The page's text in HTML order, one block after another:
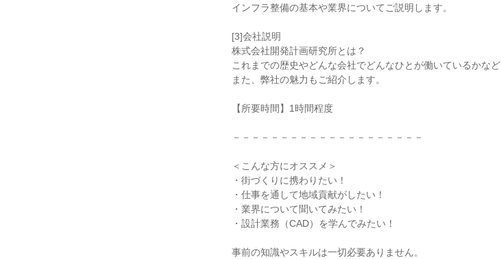
インフラ整備の基本や業界についてご説明します。
[3]会社説明
株式会社開発計画研究所とは？
これまでの歴史やどんな会社でどんなひとが働いているかなど
また、弊社の魅力もご紹介します。
【所要時間】1時間程度
－－－－－－－－－－－－－－－－－－－－
＜こんな方にオススメ＞
・街づくりに携わりたい！
・仕事を通して地域貢献がしたい！
・業界について聞いてみたい！
・設計業務（CAD）を学んでみたい！
事前の知識やスキルは一切必要ありません。